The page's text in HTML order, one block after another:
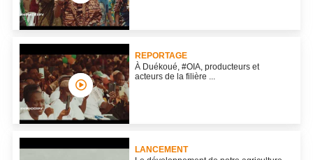
REPORTAGE
À Duékoué, #OIA, producteurs et
acteurs de la filière ...
LANCEMENT